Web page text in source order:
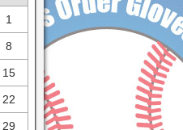
1
8
15
22
29